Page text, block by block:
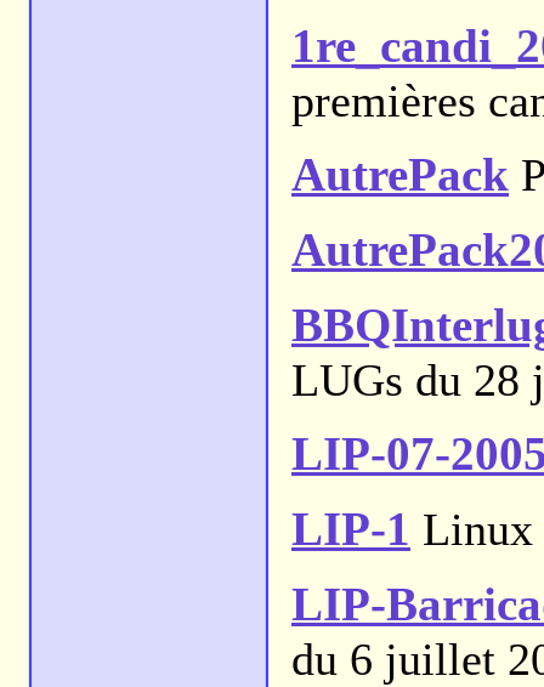
premières
AutrePack
LUGs du 28
LIP-07-
LIP-1 Linux
LIP-
du 6 juillet